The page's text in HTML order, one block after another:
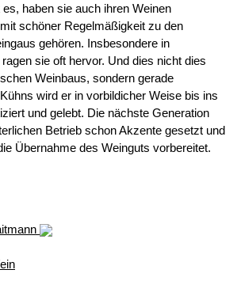
haben sie auch ihren Weinen
schöner Regelmäßigkeit zu den
gehören. Insbesondere in
sie oft hervor. Und dies nicht dies
Weinbaus, sondern gerade
wird er in vorbildicher Weise bis ins
und gelebt. Die nächste Generation
Betrieb schon Akzente gesetzt und
Übernahme des Weinguts vorbereitet.